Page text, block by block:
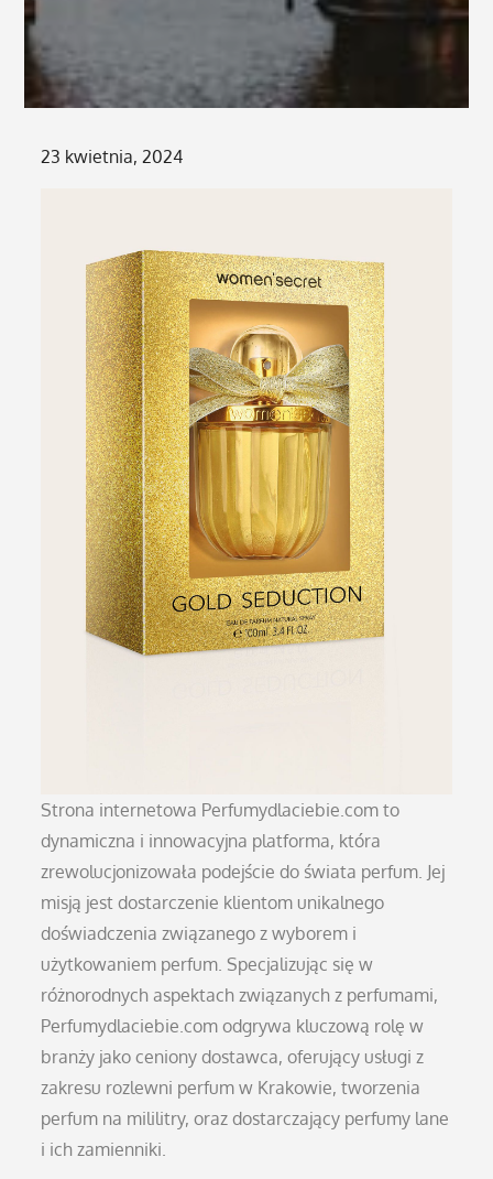
Posted
23 kwietnia, 2024
Strona internetowa Perfumydlaciebie.com to
dynamiczna i innowacyjna platforma, która
zrewolucjonizowała podejście do świata perfum. Jej
misją jest dostarczenie klientom unikalnego
doświadczenia związanego z wyborem i
użytkowaniem perfum. Specjalizując się w
różnorodnych aspektach związanych z perfumami,
Perfumydlaciebie.com odgrywa kluczową rolę w
branży jako ceniony dostawca, oferujący usługi z
zakresu rozlewni perfum w Krakowie, tworzenia
perfum na mililitry, oraz dostarczający perfumy lane
i ich zamienniki.